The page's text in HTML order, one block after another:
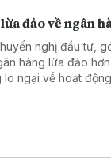
đảo về ngân
nghị đầu tư,
hàng lừa đảo
ngại về hoạt